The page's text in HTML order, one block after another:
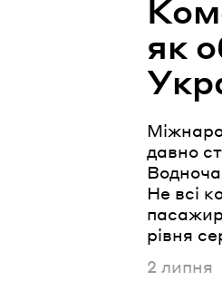
як
давно
Не всі
рівня
2 липня